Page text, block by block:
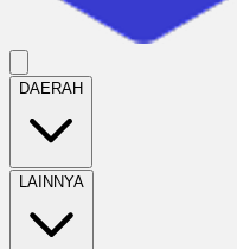
DAERAH
LAINNYA